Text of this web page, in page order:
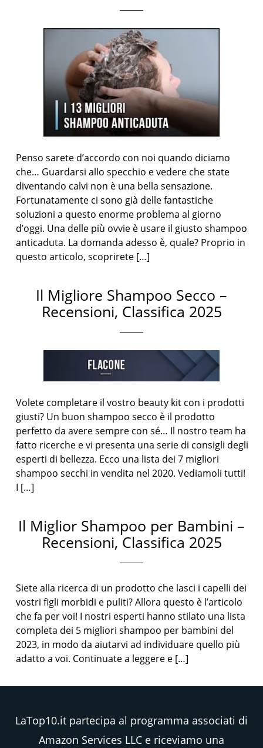
Penso sarete d’accordo con noi quando diciamo
che… Guardarsi allo specchio e vedere che state
diventando calvi non è una bella sensazione.
Fortunatamente ci sono già delle fantastiche
soluzioni a questo enorme problema al giorno
d’oggi. Una delle più ovvie è usare il giusto shampoo
anticaduta. La domanda adesso è, quale? Proprio in
questo articolo, scoprirete […]
Il Migliore Shampoo Secco –
Recensioni, Classifica 2025
Volete completare il vostro beauty kit con i prodotti
giusti? Un buon shampoo secco è il prodotto
perfetto da avere sempre con sé… Il nostro team ha
fatto ricerche e vi presenta una serie di consigli degli
esperti di bellezza. Ecco una lista dei 7 migliori
shampoo secchi in vendita nel 2020. Vediamoli tutti!
I […]
Il Miglior Shampoo per Bambini –
Recensioni, Classifica 2025
Siete alla ricerca di un prodotto che lasci i capelli dei
vostri figli morbidi e puliti? Allora questo è l’articolo
che fa per voi! I nostri esperti hanno stilato una lista
completa dei 5 migliori shampoo per bambini del
2023, in modo da aiutarvi ad individuare quello più
adatto a voi. Continuate a leggere e […]
LaTop10.it partecipa al programma associati di
Amazon Services LLC e riceviamo una